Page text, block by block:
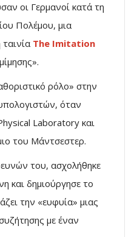
οι Γερμανοί κατά τη
Πολέμου, μια
The Imitation
ρόλο» στην
όταν
Laboratory και
του Μάντσεστερ.
του, ασχολήθηκε
και δημιούργησε το
την «ευφυία» μιας
με έναν